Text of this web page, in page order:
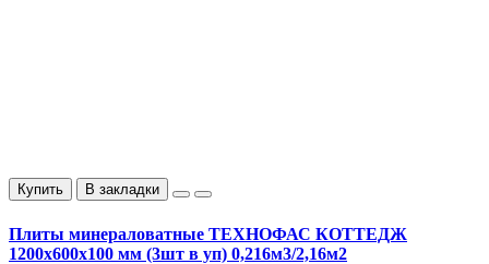
Купить В закладки
Плиты минераловатные ТЕХНОФАС КОТТЕДЖ
1200х600х100 мм (3шт в уп) 0,216м3/2,16м2